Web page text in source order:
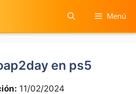
Menú
en ps5
11/02/2024